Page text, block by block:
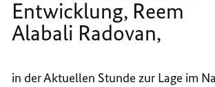
Entwicklung, Reem
Alabali Radovan,
in der Aktuellen Stunde zur Lage im